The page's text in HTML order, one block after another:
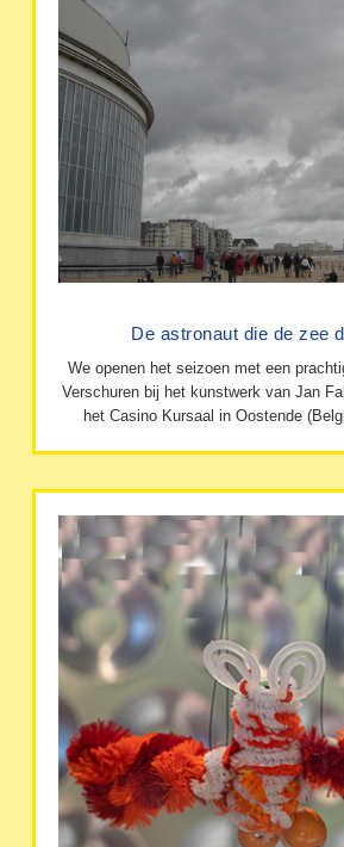
De astronaut die de zee
We openen het seizoen met een
Verschuren bij het kunstwerk van Jan
het Casino Kursaal in Oostende